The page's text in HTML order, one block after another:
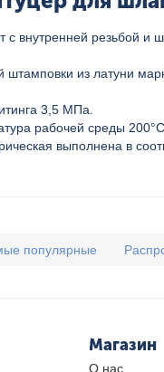
с внутренней резьбой
штамповки из латуни
3,5 МПа.
рабочей среды 200°C.
выполнена в
популярные
Магазин
О нас